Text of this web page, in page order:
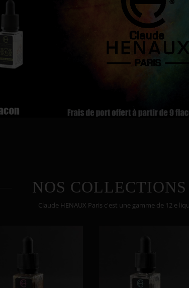
NOS COLLECTIONS
Claude HENAUX Paris c'est une gamme de 12 e